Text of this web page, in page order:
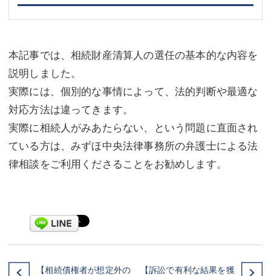
本記事では、相続財産清算人の選任の基本的な内容を
説明しました。
実際には、個別的な事情によって、法的判断や最適な
対応方法は違ってきます。
実際に相続人がみあたらない、という問題に直面され
ている方は、みずほ中央法律事務所の弁護士による法
律相談をご利用くださることをお勧めします。
【相続債権者が想定外の
【訴訟で有利な結果を獲